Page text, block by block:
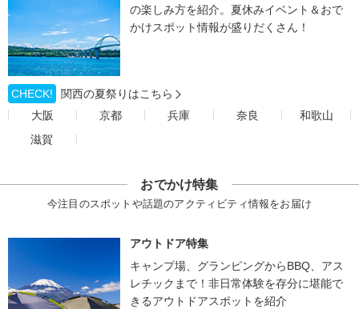
の楽しみ方を紹介。夏休みイベント＆おで
かけスポット情報が盛りだくさん！
CHECK!
関西の夏祭りはこちら
大阪
京都 兵庫 奈良
和歌山
滋賀
おでかけ特集
今注目のスポットや話題のアクティビティ情報をお届け
アウトドア特集
キャンプ場、グランピングからBBQ、アス
レチックまで！非日常体験を存分に堪能で
きるアウトドアスポットを紹介